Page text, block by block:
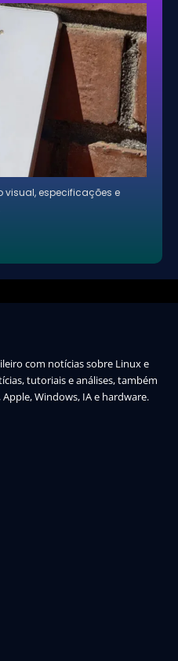
visual, especificações e
com notícias sobre Linux e
tutoriais e análises, também
Windows, IA e hardware.